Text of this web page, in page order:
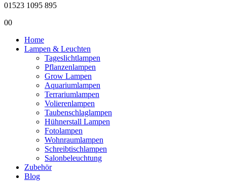
01523 1095 895
00
Home
Lampen & Leuchten
Tageslichtlampen
Pflanzenlampen
Grow Lampen
Aquariumlampen
Terrariumlampen
Volierenlampen
Taubenschlaglampen
Hühnerstall Lampen
Fotolampen
Wohnraumlampen
Schreibtischlampen
Salonbeleuchtung
Zubehör
Blog